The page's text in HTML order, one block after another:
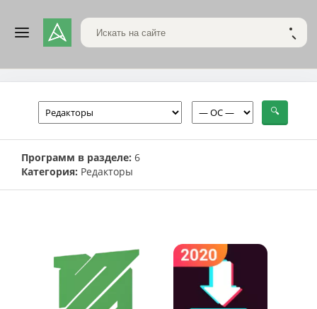
Поиск по сайту
Программ в разделе: 6
Категория: Редакторы